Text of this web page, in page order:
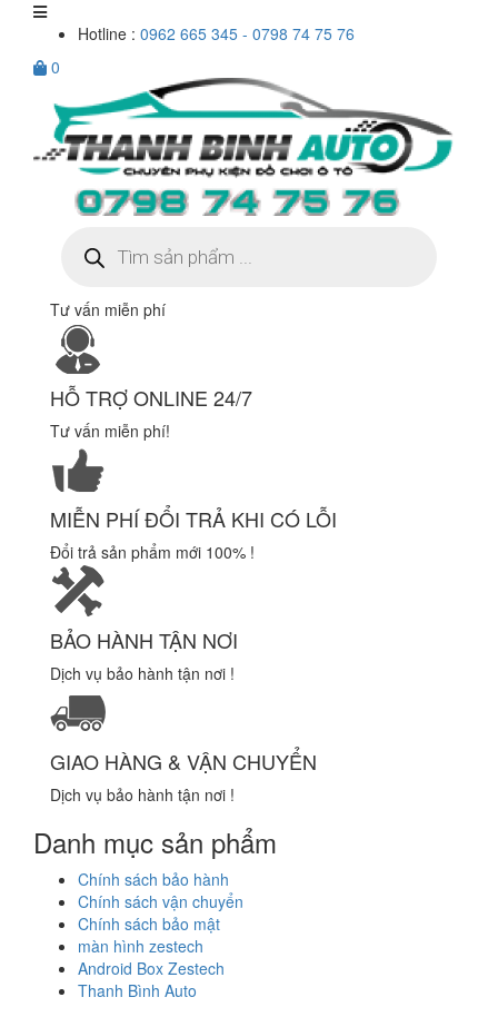
Hotline : 0962 665 345 - 0798 74 75 76
0
kiếm
sản
Tư vấn miễn phí
HỖ TRỢ ONLINE 24/7
Tư vấn miễn phí!
MIỄN PHÍ ĐỔI TRẢ KHI CÓ LỖI
Đổi trả sản phẩm mới 100% !
BẢO HÀNH TẬN NƠI
Dịch vụ bảo hành tận nơi !
GIAO HÀNG & VẬN CHUYỂN
Dịch vụ bảo hành tận nơi !
Danh mục sản phẩm
Chính sách bảo hành
Chính sách vận chuyển
Chính sách bảo mật
màn hình zestech
Android Box Zestech
Thanh Bình Auto